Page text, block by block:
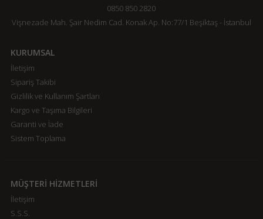
0850 850 2820
Vişnezade Mah. Şair Nedim Cad. Konak Ap. No:77/1 Beşiktaş - İstanbul
KURUMSAL
İletişim
Sipariş Takibi
Gizlilik ve Kullanım Şartları
Kargo ve Taşıma Bilgileri
Garanti ve İade
Sistem Toplama
MÜŞTERİ HİZMETLERİ
İletişim
S.S.S.